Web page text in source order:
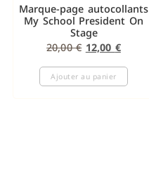
Marque-page autocollants
My School President On
Stage
20,00€ 12,00 €
Ajouter au panier